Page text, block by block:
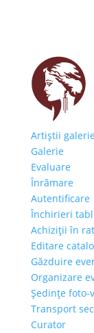
Artiştii
Galerie
Evaluare
Înrămare
Autentificare
Închirieri
Achiziţii în
Editare
Găzduire
Organizare
Şedinţe foto-
Transport
Curator